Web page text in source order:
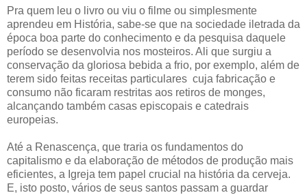
Pra quem leu o livro ou viu o filme ou simplesmente
aprendeu em História, sabe-se que na sociedade iletrada da
época boa parte do conhecimento e da pesquisa daquele
período se desenvolvia nos mosteiros. Ali que surgiu a
conservação da gloriosa bebida a frio, por exemplo, além de
terem sido feitas receitas particulares cuja fabricação e
consumo não ficaram restritas aos retiros de monges,
alcançando também casas episcopais e catedrais
europeias.
Até a Renascença, que traria os fundamentos do
capitalismo e da elaboração de métodos de produção mais
eficientes, a Igreja tem papel crucial na história da cerveja.
E, isto posto, vários de seus santos passam a guardar